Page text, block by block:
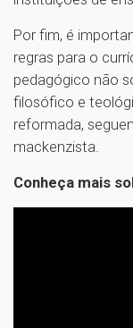
Por fim, é
regras para o
pedagógico não
filosófico e
reformada,
mackenzista.
Conheça mais